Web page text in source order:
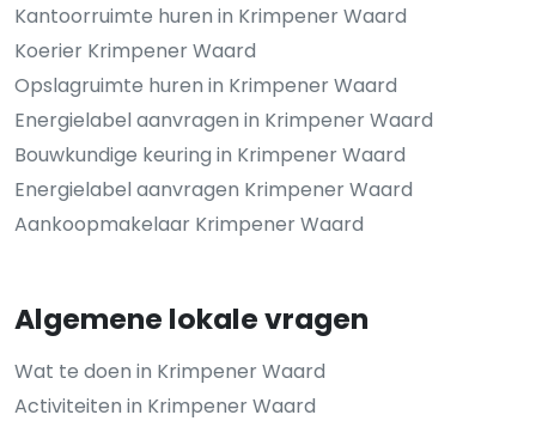
Kantoorruimte huren in Krimpener Waard
Koerier Krimpener Waard
Opslagruimte huren in Krimpener Waard
Energielabel aanvragen in Krimpener Waard
Bouwkundige keuring in Krimpener Waard
Energielabel aanvragen Krimpener Waard
Aankoopmakelaar Krimpener Waard
Algemene lokale vragen
Wat te doen in Krimpener Waard
Activiteiten in Krimpener Waard